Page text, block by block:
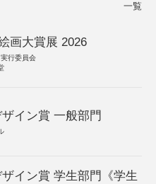
一覧
画大賞展 2026
行委員会
イン賞 一般部門
イン賞 学生部門《学生